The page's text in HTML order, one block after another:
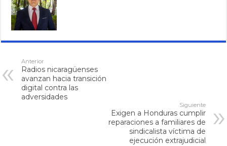
Anterior
Radios nicaragüenses
avanzan hacia transición
digital contra las
adversidades
Siguiente
Exigen a Honduras cumplir
reparaciones a familiares de
sindicalista víctima de
ejecución extrajudicial